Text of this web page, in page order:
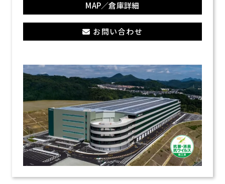
MAP／倉庫詳細
お問い合わせ